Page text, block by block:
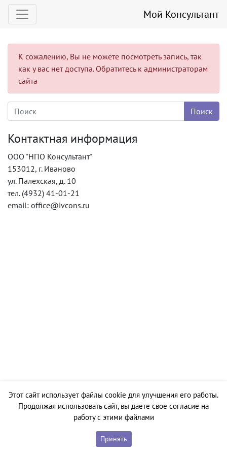
Мой Консультант
К сожалению, Вы не можете посмотреть запись, так
как у вас нет доступа. Обратитесь к администраторам
сайта
Контактная информация
ООО "НПО Консультант"
153012, г. Иваново
ул. Палехская, д. 10
тел. (4932) 41-01-21
email: office@ivcons.ru
Этот сайт использует файлы cookie для улучшения его работы.
Продолжая использовать сайт, вы даете свое согласие на
работу с этими файлами
Принять